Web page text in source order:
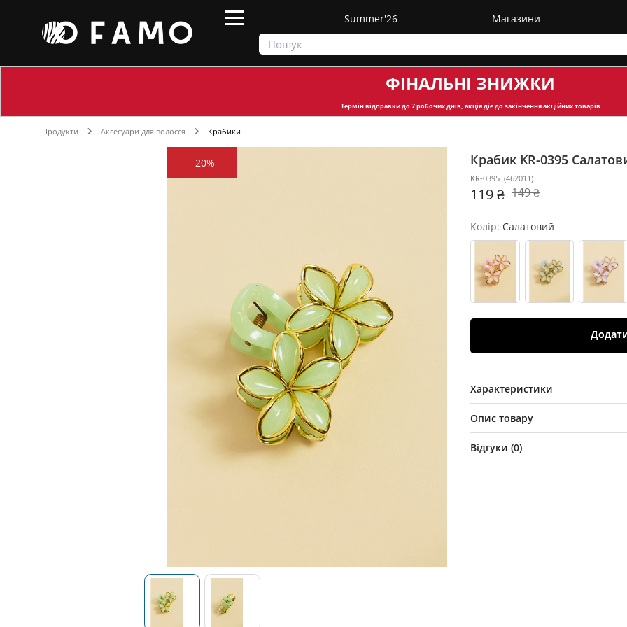
Summer'26 Магазини
ФІНАЛЬНІ ЗНИЖКИ
Термін відправкидо 7 робочих днів, акція діє до закінчення акційних товарів
Продукти Аксесуари для волосся Крабики
-20% Крабик KR-0395
KR-0395 (462011)
119 ₴ 149 ₴
Колір: Салатовий
Характеристики
Опис товару
Відгуки (0)